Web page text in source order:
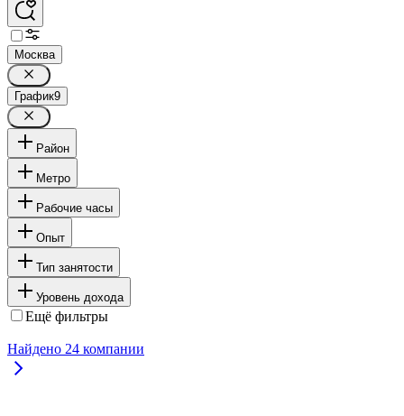
Москва
График9
Район
Метро
Рабочие часы
Опыт
Тип занятости
Уровень дохода
Ещё фильтры
Найдено 24 компании